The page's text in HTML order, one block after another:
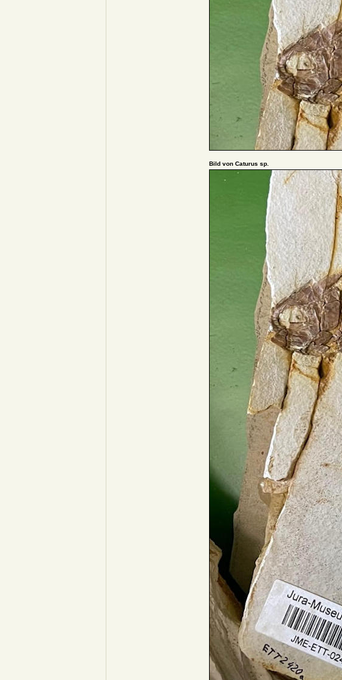
Bild von Caturus sp.